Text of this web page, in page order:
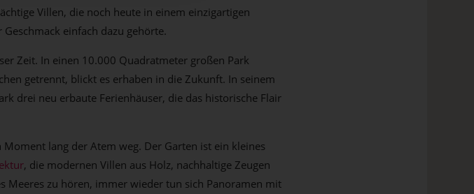
Villen, die noch heute in einem einzigartigen
einfach dazu gehörte.
Zeit. In einen 10.000 Quadratmeter großen Park
getrennt, blickt es erhaben in die Zukunft. In seinem
drei neu erbaute Ferienhäuser, die das historische Flair
lang der Atem weg. Der Garten ist ein kleines
, die modernen Villen aus Holz, nachhaltige Zeugen
Meeres zu hören, immer wieder tun sich Panoramen mit